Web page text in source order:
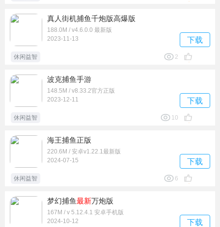
真人街机捕鱼千炮版高爆版
188.0M / v4.6.0.0 最新版
2023-11-13
下载
休闲益智 2
波克捕鱼手游
148.5M / v8.33.2官方正版
2023-12-11
下载
休闲益智 10
海王捕鱼正版
220.6M / 安卓v1.22.1最新版
2024-07-15
下载
休闲益智 6
梦幻捕鱼最新万炮版
167M / v 5.12.4.1 安卓手机版
2024-10-12
下载